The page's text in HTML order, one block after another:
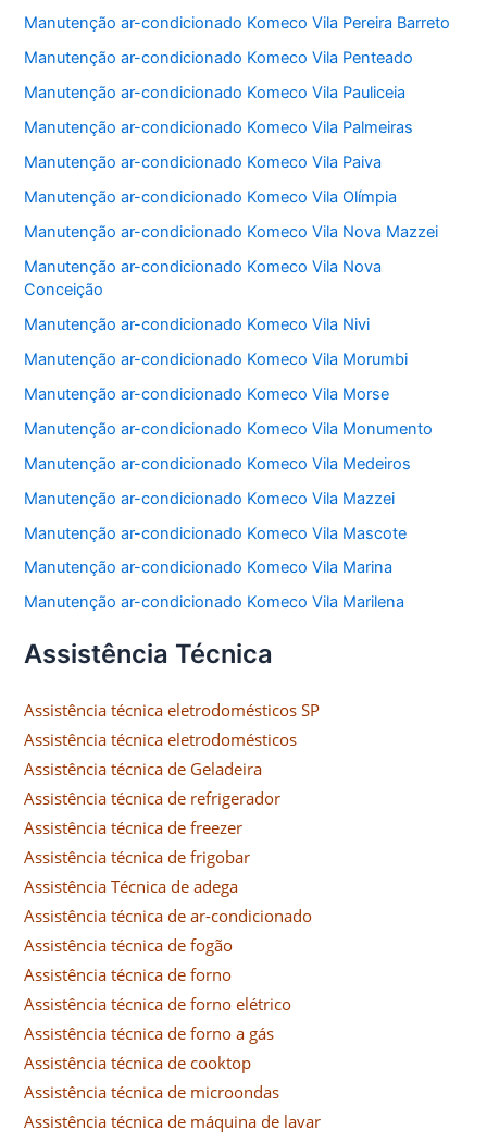
Manutenção ar-condicionado Komeco Vila Pereira Barreto
Manutenção ar-condicionado Komeco Vila Penteado
Manutenção ar-condicionado Komeco Vila Pauliceia
Manutenção ar-condicionado Komeco Vila Palmeiras
Manutenção ar-condicionado Komeco Vila Paiva
Manutenção ar-condicionado Komeco Vila Olímpia
Manutenção ar-condicionado Komeco Vila Nova Mazzei
Manutenção ar-condicionado Komeco Vila Nova
Conceição
Manutenção ar-condicionado Komeco Vila Nivi
Manutenção ar-condicionado Komeco Vila Morumbi
Manutenção ar-condicionado Komeco Vila Morse
Manutenção ar-condicionado Komeco Vila Monumento
Manutenção ar-condicionado Komeco Vila Medeiros
Manutenção ar-condicionado Komeco Vila Mazzei
Manutenção ar-condicionado Komeco Vila Mascote
Manutenção ar-condicionado Komeco Vila Marina
Manutenção ar-condicionado Komeco Vila Marilena
Assistência Técnica
Assistência técnica eletrodomésticos SP
Assistência técnica eletrodomésticos
Assistência técnica de Geladeira
Assistência técnica de refrigerador
Assistência técnica de freezer
Assistência técnica de frigobar
Assistência Técnica de adega
Assistência técnica de ar-condicionado
Assistência técnica de fogão
Assistência técnica de forno
Assistência técnica de forno elétrico
Assistência técnica de forno a gás
Assistência técnica de cooktop
Assistência técnica de microondas
Assistência técnica de máquina de lavar